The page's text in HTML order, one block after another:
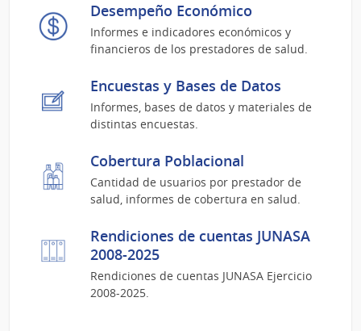
Desempeño Económico
Informes e indicadores económicos y
financieros de los prestadores de salud.
Encuestas y Bases de Datos
Informes, bases de datos y materiales de
distintas encuestas.
Cobertura Poblacional
Cantidad de usuarios por prestador de
salud, informes de cobertura en salud.
Rendiciones de cuentas JUNASA
2008-2025
Rendiciones de cuentas JUNASA Ejercicio
2008-2025.